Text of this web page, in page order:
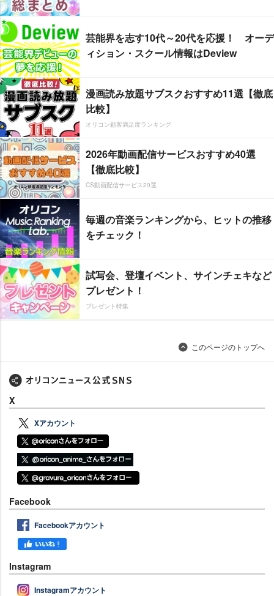
芸能界を志す10代～20代を応援！ オーデ
ィション・スクール情報はDeview
漫画読み放題サブスクおすすめ11選【徹底
比較】
オリコン顧客満足度ランキング
2026年動画配信サービスおすすめ40選
【徹底比較】
CS動画配信サービス20選
毎週の音楽ランキングから、ヒットの推移
をチェック！
試写会、登壇イベント、サインチェキなど
プレゼント！
プレゼント特集
このページのトップへ
X
Xアカウント
Facebook
Facebookアカウント
Instagram
Instagramアカウント